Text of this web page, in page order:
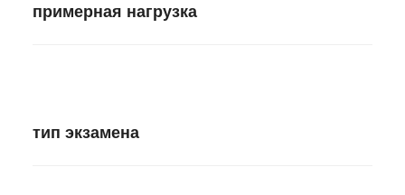
примерная нагрузка
тип экзамена